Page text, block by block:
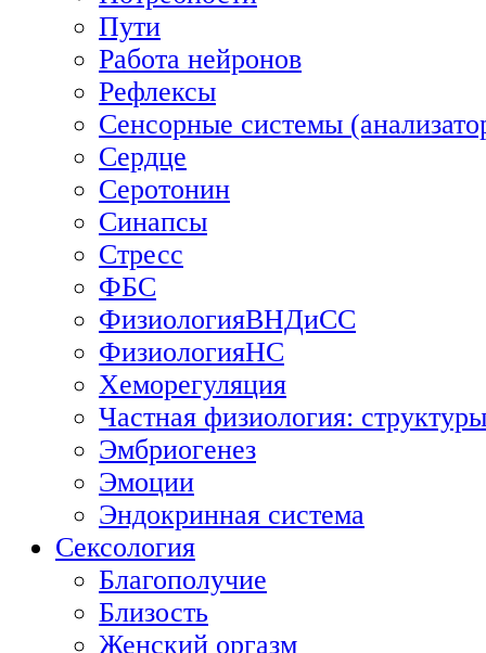
Пути
Работа нейронов
Рефлексы
Сенсорные системы
Сердце
Серотонин
Синапсы
Стресс
ФБС
ФизиологияВНДиСС
ФизиологияНС
Хеморегуляция
Частная физиология:
Эмбриогенез
Эмоции
Эндокринная система
Сексология
Благополучие
Близость
Женский оргазм